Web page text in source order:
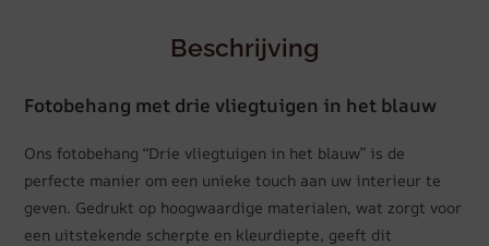
Beschrijving
Fotobehang met drie vliegtuigen in het blauw
Ons fotobehang “Drie vliegtuigen in het blauw” is de
perfecte manier om een unieke touch aan uw interieur te
geven. Gedrukt op hoogwaardige materialen, wat zorgt voor
een uitstekende scherpte en kleurdiepte, geeft dit